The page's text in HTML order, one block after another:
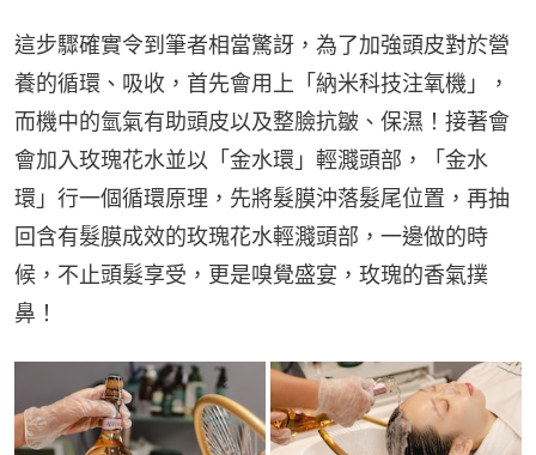
這步驟確實令到筆者相當驚訝，為了加強頭皮對於營
養的循環、吸收，首先會用上「納米科技注氧機」，
而機中的氫氣有助頭皮以及整臉抗皺、保濕！接著會
會加入玫瑰花水並以「金水環」輕濺頭部，「金水
環」行一個循環原理，先將髮膜沖落髮尾位置，再抽
回含有髮膜成效的玫瑰花水輕濺頭部，一邊做的時
候，不止頭髮享受，更是嗅覺盛宴，玫瑰的香氣撲
鼻！